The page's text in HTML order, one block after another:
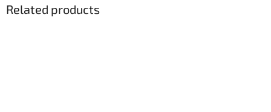
Related products